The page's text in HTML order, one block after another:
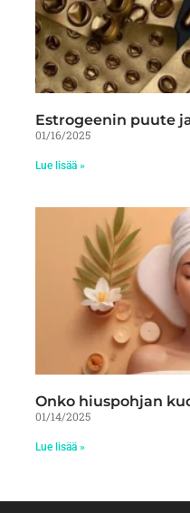
Estrogeenin puute
01/16/2025
Lue lisää »
Onko hiuspohjan
01/14/2025
Lue lisää »